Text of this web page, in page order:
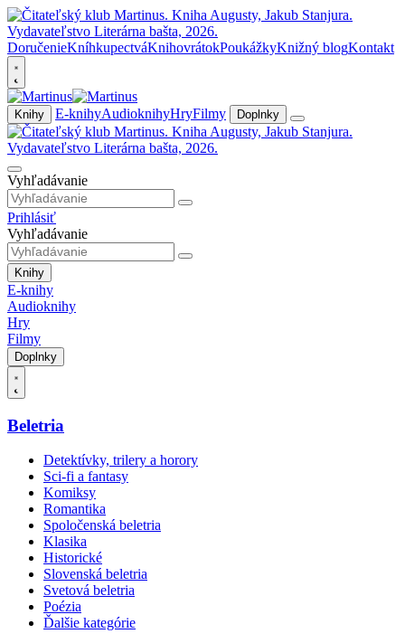
DoručenieKníhkupectváKnihovrátokPoukážkyKnižný blogKontakt
Knihy E-knihyAudioknihyHryFilmy Doplnky
Vyhľadávanie
Prihlásiť
Vyhľadávanie
Knihy
E-knihy
Audioknihy
Hry
Filmy
Doplnky
Beletria
Detektívky, trilery a horory
Sci-fi a fantasy
Komiksy
Romantika
Spoločenská beletria
Klasika
Historické
Slovenská beletria
Svetová beletria
Poézia
Ďalšie kategórie